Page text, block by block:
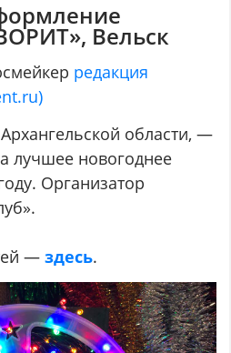
Вельск
редакция
области, —
лучшее новогоднее
Организатор
—здесь.